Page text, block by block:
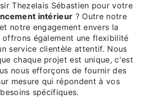
Thezelais Sébastien pour votre
intérieur ? Outre notre
notre engagement envers la
offrons également une flexibilité
service clientèle attentif. Nous
chaque projet est unique, c'est
nous efforçons de fournir des
mesure qui répondent à vos
besoins spécifiques.